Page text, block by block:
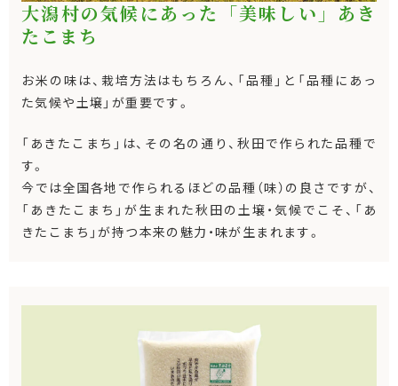
大潟村の気候にあった「美味しい」あき
たこまち
お米の味は、栽培方法はもちろん、「品種」と「品種にあっ
た気候や土壌」が重要です。
「あきたこまち」は、その名の通り、秋田で作られた品種で
す。
今では全国各地で作られるほどの品種（味）の良さですが、
「あきたこまち」が生まれた秋田の土壌・気候でこそ、「あ
きたこまち」が持つ本来の魅力・味が生まれます。